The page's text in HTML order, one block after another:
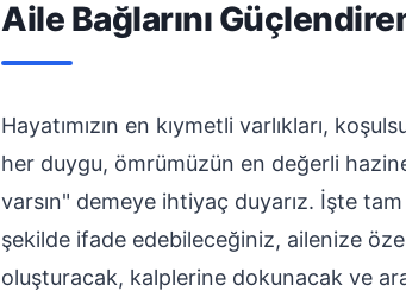
Aile Bağlarını
Hayatımızın en kıymetli varlıkları,
her duygu, ömrümüzün en değerli
varsın" demeye ihtiyaç duyarız. İşte
şekilde ifade edebileceğiniz, ailenize
oluşturacak, kalplerine dokunacak ve